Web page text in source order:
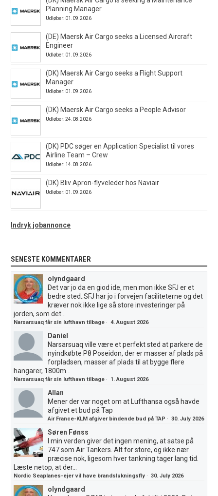
Planning Manager
Udløber: 01.09.2026
(DE) Maersk Air Cargo seeks a Licensed Aircraft
Engineer
Udløber: 01.09.2026
(DK) Maersk Air Cargo seeks a Flight Support
Manager
Udløber: 01.09.2026
(DK) Maersk Air Cargo seeks a People Advisor
Udløber: 24.08.2026
(DK) PDC søger en Application Specialist til vores
Airline Team – Crew
Udløber: 14.08.2026
(DK) Bliv Apron-flyveleder hos Naviair
Udløber: 01.09.2026
Indryk jobannonce
SENESTE KOMMENTARER
olyndgaard
Det var jo da en giod ide, men mon ikke SFJ er et
bedre sted..SFJ har jo i forvejen faciliteterne og det
kræver nok ikke lige så store investeringer på
jorden, som det...
Narsarsuaq får sin lufthavn tilbage ·4. August 2026
Daniel
Narsarsuaq ville være et perfekt sted at parkere de
nyindkøbte P8 Poseidon, der er masser af plads på
forpladsen, masser af plads til at bygge flere
hangarer, 1800m...
Narsarsuaq får sin lufthavn tilbage · 1. August 2026
Allan
Mener der var noget om at Lufthansa også havde
afgivet et bud på Tap
Air France-KLM afgiver bindende bud på TAP ·30. July 2026
Søren Fønss
I min verden giver det ingen mening, at satse på
747 som Air Tankers. Alt for store, og ikke nær
præcise nok, ligesom hver tankning tager lang tid.
Læste netop, at der...
Nordic Seaplanes-ejer vil have brandslukningsfly ·30. July 2026
olyndgaard